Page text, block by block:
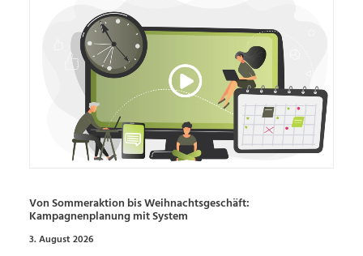
Von Sommeraktion bis Weihnachtsgeschäft:
Kampagnenplanung mit System
3. August 2026